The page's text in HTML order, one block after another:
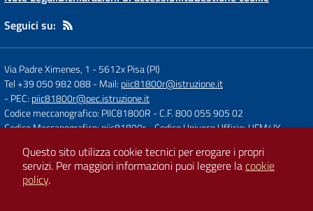
Seguici su:
Via Padre Ximenes, 1 -5612x Pisa (PI)
Tel +39 050 982 088- Mail: piic81800r@istruzione.it
- PEC: piic81800r@pec.istruzione.it
Codice meccanografico: PIIC81800R - C.F. 800 055 905 02
Codice Meccanografico: piic81800r- Codice Univoco Ufficio: UFM4IY
Concept & Design by
Designers Italia
Questo sito utilizza cookie tecnici per erogare i propri
servizi. Per maggiori informazioni puoi leggere lacookie
policy.